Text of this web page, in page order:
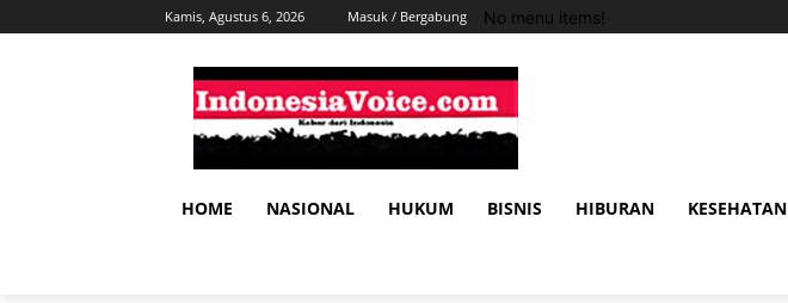
Kamis, Agustus 6, 2026 Masuk / Bergabung No menu items!
HOME NASIONAL HUKUM BISNIS HIBURAN KESEHATAN